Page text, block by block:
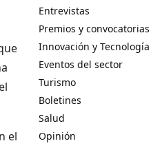
el
Entrevistas
Premios y convocatorias
Innovación y Tecnología
Eventos del sector
Turismo
Boletines
Salud
Opinión